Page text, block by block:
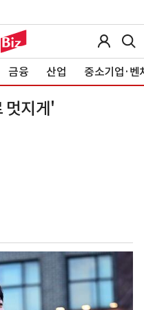
금융 산업 중소기업·벤
멋지게'